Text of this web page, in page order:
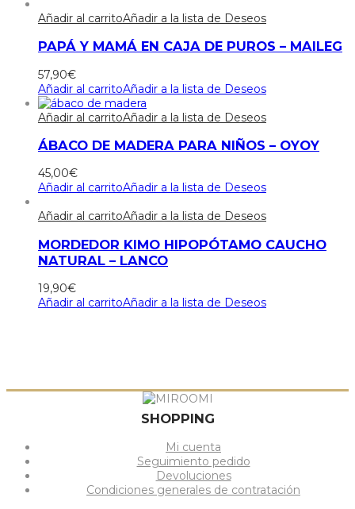
Añadir al carritoAñadir a la lista de Deseos
PAPÁ Y MAMÁ EN CAJA DE PUROS – MAILEG
57,90€
Añadir al carritoAñadir a la lista de Deseos
Añadir al carritoAñadir a la lista de Deseos
ÁBACO DE MADERA PARA NIÑOS – OYOY
45,00€
Añadir al carritoAñadir a la lista de Deseos
Añadir al carritoAñadir a la lista de Deseos
MORDEDOR KIMO HIPOPÓTAMO CAUCHO
NATURAL – LANCO
19,90€
Añadir al carritoAñadir a la lista de Deseos
SHOPPING
Mi cuenta
Seguimiento pedido
Devoluciones
Condiciones generales de contratación